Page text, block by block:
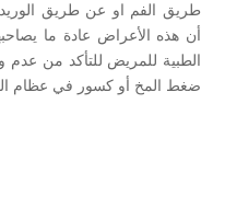
طريق الفم او عن طريق
أن هذه الأعراض عادة ما
الطبية للمريض للتأكد من
ضغط المخ أو كسور في عظام